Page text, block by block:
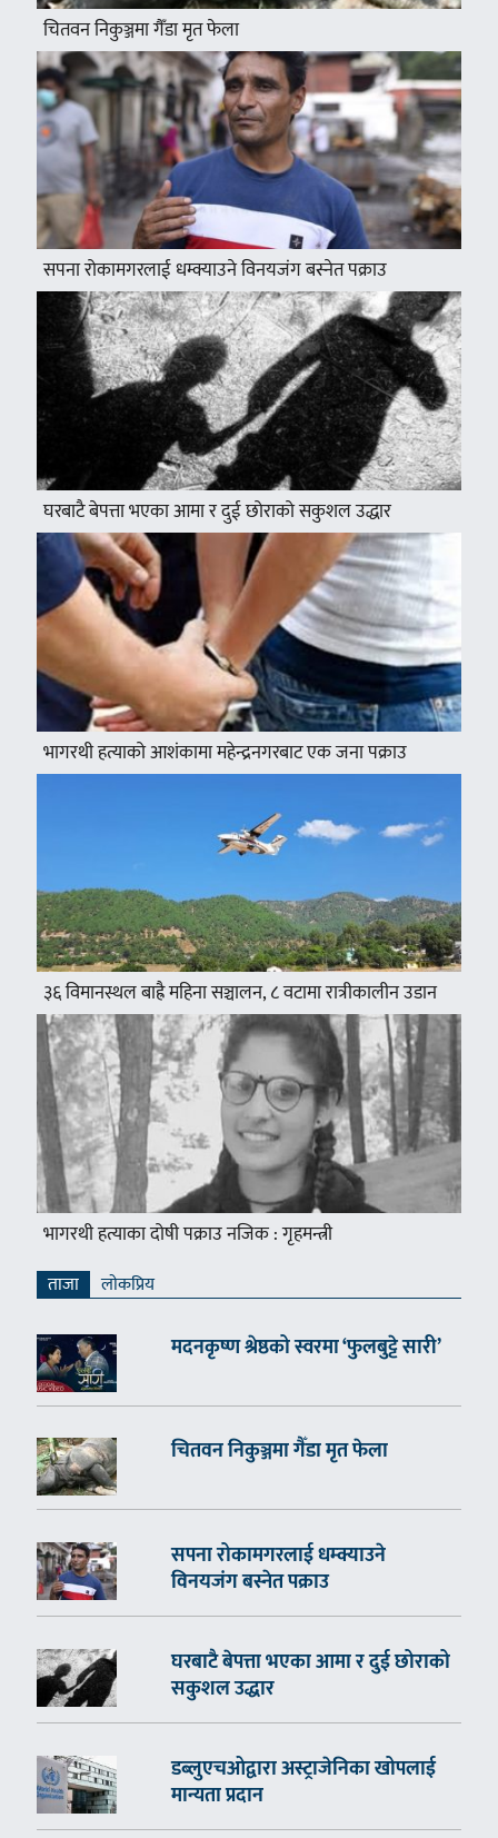
चितवन निकुञ्जमा गैँडा मृत फेला
सपना रोकामगरलाई धम्क्याउने विनयजंग बस्नेत पक्राउ
घरबाटै बेपत्ता भएका आमा र दुई छोराको सकुशल उद्धार
भागरथी हत्याको आशंकामा महेन्द्रनगरबाट एक जना पक्राउ
३६ विमानस्थल बाह्रै महिना सञ्चालन, ८ वटामा रात्रीकालीन उडान
भागरथी हत्याका दोषी पक्राउ नजिक : गृहमन्त्री
ताजा लाेकप्रिय
मदनकृष्ण श्रेष्ठको स्वरमा ‘फुलबुट्टे सारी’
चितवन निकुञ्जमा गैँडा मृत फेला
सपना रोकामगरलाई धम्क्याउने
विनयजंग बस्नेत पक्राउ
घरबाटै बेपत्ता भएका आमा र दुई छोराको
सकुशल उद्धार
डब्लुएचओद्वारा अस्ट्राजेनिका खोपलाई
मान्यता प्रदान